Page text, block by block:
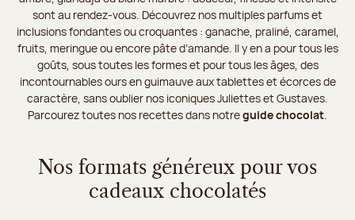
sont au rendez-vous. Découvrez nos multiples parfums et
inclusions fondantes ou croquantes : ganache, praliné, caramel,
fruits, meringue ou encore pâte d’amande. Il y en a pour tous les
goûts, sous toutes les formes et pour tous les âges, des
incontournables ours en guimauve aux tablettes et écorces de
caractère, sans oublier nos iconiques Juliettes et Gustaves.
Parcourez toutes nos recettes dans notreguide chocolat.
Nos formats généreux pour vos
cadeaux chocolatés